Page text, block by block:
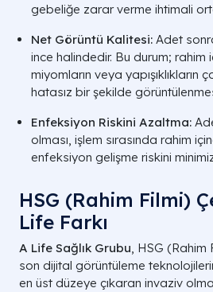
gebeliğe zarar verme ihtimali
Net Görüntü Kalitesi: Adet
ince halindedir. Bu durum; rahim
miyomların veya yapışıklıkların
hatasız bir şekilde
Enfeksiyon Riskini Azaltma:
olması, işlem sırasında rahim
enfeksiyon gelişme riskini
HSG (Rahim Filmi)
Life Farkı
A Life Sağlık Grubu, HSG (Rahim
son dijital görüntüleme
en üst düzeye çıkaran invaziv